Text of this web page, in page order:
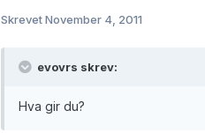
SkrevetNovember 4, 2011
evovrs skrev:
Hva gir du?